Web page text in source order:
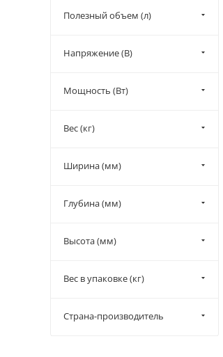
Полезный объем (л)
Напряжение (В)
Мощность (Вт)
Вес (кг)
Ширина (мм)
Глубина (мм)
Высота (мм)
Вес в упаковке (кг)
Страна-производитель